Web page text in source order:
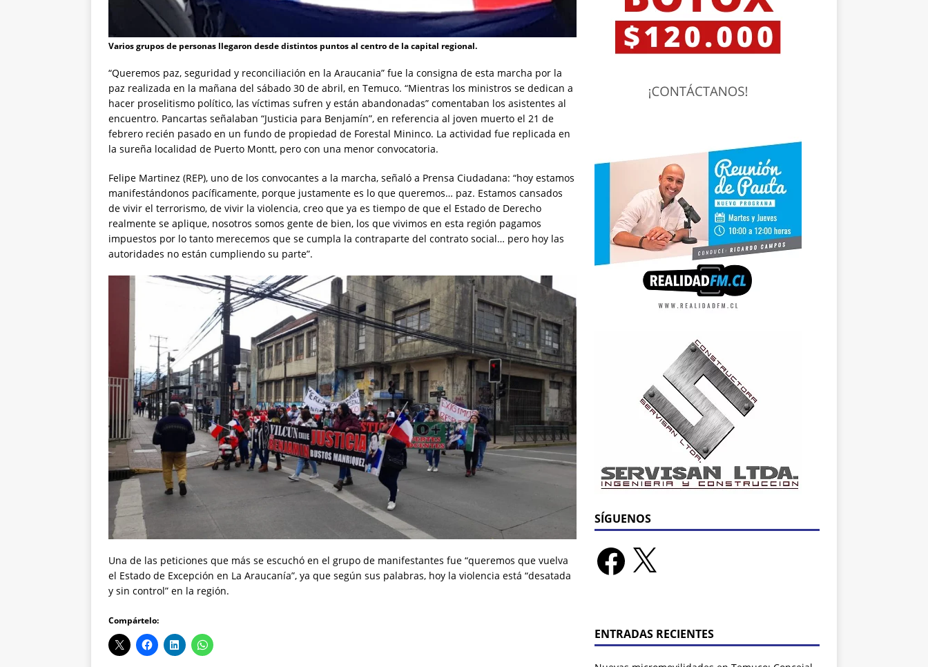
Varios grupos de personas llegaron desde distintos puntos al centro de la capital regional.
“Queremos paz, seguridad y reconciliación en la Araucania” fue la consigna de esta marcha por la
paz realizada en la mañana del sábado 30 de abril, en Temuco. “Mientras los ministros se dedican a
hacer proselitismo político, las víctimas sufren y están abandonadas” comentaban los asistentes al
encuentro. Pancartas señalaban “Justicia para Benjamín”, en referencia al joven muerto el 21 de
febrero recién pasado en un fundo de propiedad de Forestal Mininco. La actividad fue replicada en
la sureña localidad de Puerto Montt, pero con una menor convocatoria.
Felipe Martinez (REP), uno de los convocantes a la marcha, señaló a Prensa Ciudadana: “hoy estamos
manifestándonos pacíficamente, porque justamente es lo que queremos… paz. Estamos cansados
de vivir el terrorismo, de vivir la violencia, creo que ya es tiempo de que el Estado de Derecho
realmente se aplique, nosotros somos gente de bien, los que vivimos en esta región pagamos
impuestos por lo tanto merecemos que se cumpla la contraparte del contrato social… pero hoy las
autoridades no están cumpliendo su parte”.
Una de las peticiones que más se escuchó en el grupo de manifestantes fue “queremos que vuelva
el Estado de Excepción en La Araucanía”, ya que según sus palabras, hoy la violencia está “desatada
y sin control” en la región.
Compártelo:
SÍGUENOS
ENTRADAS RECIENTES